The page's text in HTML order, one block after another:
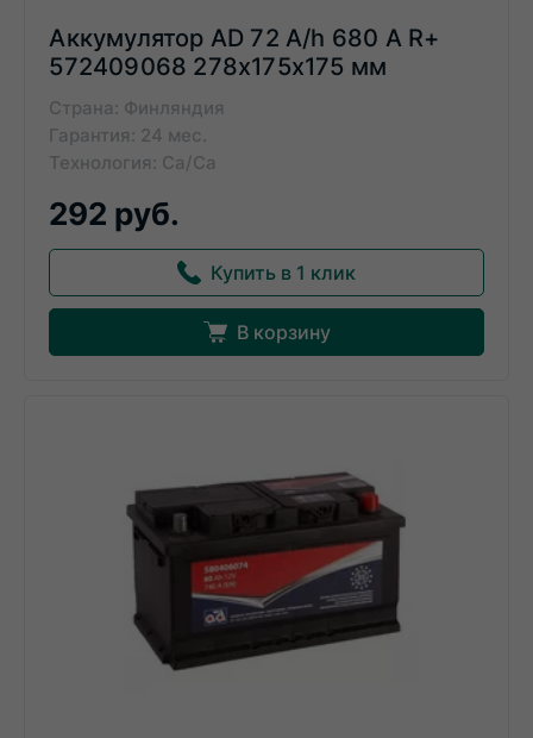
Аккумулятор AD 72 A/h 680 А R+
572409068 278x175x175 мм
Страна: Финляндия
Гарантия: 24 мес.
Технология: Ca/Ca
292 руб.
Купить в 1 клик
В корзину